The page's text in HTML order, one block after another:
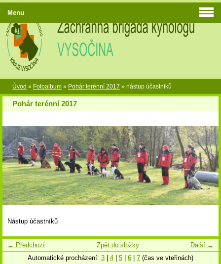
Úvod » Fotoalbum » Pohár terénní 2017 » nástup účastníků
Pohár terénní 2017
Nástup účastníků
← Předchozí Další →
Zpět do složky
Automatické procházení: 3 4 5 6 7 (čas ve vteřinách)
Menu